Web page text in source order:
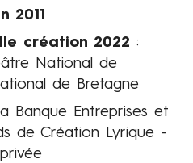
2011
création 2022 :
National de
de Bretagne
Banque Entreprises et
de Création Lyrique -